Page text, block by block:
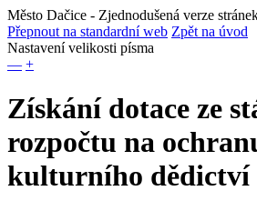
Město Dačice - Zjednodušená verze
Přepnout na standardní web Zpět na úvod
Nastavení velikosti písma
— +
Získání dotace ze
rozpočtu na
kulturního dědictví